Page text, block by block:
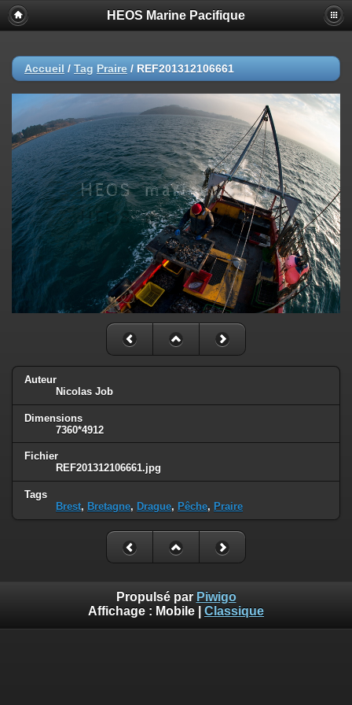
HEOS Marine Pacifique
Accueil / Tag Praire / REF201312106661
Auteur
Nicolas Job
Dimensions
7360*4912
Fichier
REF201312106661.jpg
Tags
Brest, Bretagne, Drague, Pêche, Praire
Propulsé par Piwigo
Affichage : Mobile Classique